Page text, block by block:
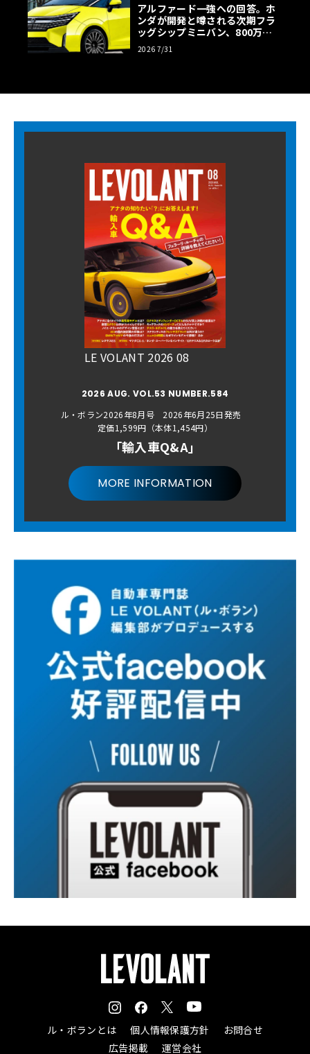
アルファード一強への回答。ホ
ンダが開発と噂される次期フラ
ッグシップミニバン、800万円
超の勝算【予想CG】
2026 7/31
LE VOLANT 2026 08
2026 AUG. VOL.53 NUMBER.584
ル・ボラン2026年8月号 2026年6月25日発売
定価1,599円（本体1,454円）
「輸入車Q&A」
MORE INFORMATION
ル・ボランとは 個人情報保護方針
お問合せ
広告掲載
運営会社